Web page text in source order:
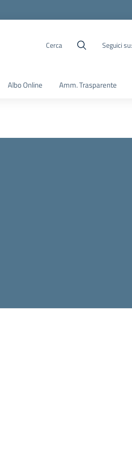
Cerca Seguici su:
Albo Online Amm. Trasparente